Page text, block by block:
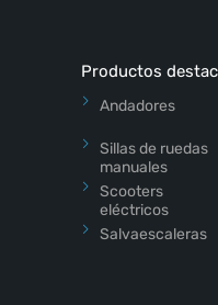
Productos
Andadores
Sillas de ruedas
manuales
Scooters
eléctricos
Salvaescaleras